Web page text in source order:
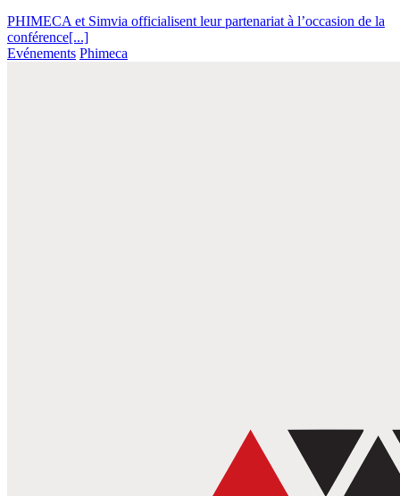
PHIMECA et Simvia officialisent leur partenariat à l’occasion de la
conférence[...]
Evénements Phimeca